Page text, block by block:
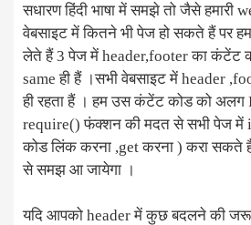
सधारण हिंदी भाषा में समझे तो जैसे
वेबसाइट में कितने भी पेज हो सकते हैं पर
लेते हैं 3 पेज में header,footer का कंटेंट
same ही हैं ।सभी वेबसाइट में header
ही रहता हैं । हम उस कंटेंट कोड को
require() फंक्शन की मदत से सभी पेज में
कोड लिंक करना ,get करना ) करा सकते
से समझ आ जायेगा ।
यदि आपको header में कुछ बदलने की